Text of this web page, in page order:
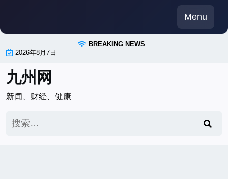
content
Menu
BREAKING NEWS
2026年8月7日
九州网
新闻、财经、健康
索：